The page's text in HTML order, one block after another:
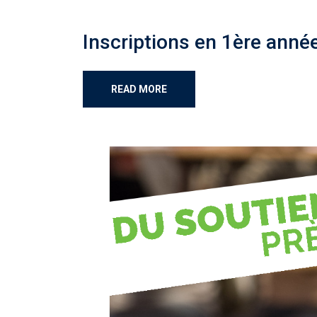
Inscriptions en 1ère
READ MORE